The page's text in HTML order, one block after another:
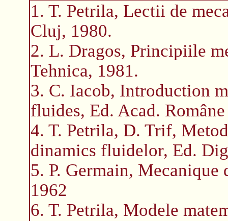
1. T. Petrila, Lectii de
Cluj, 1980.
2. L. Dragos, Principiile
Tehnica, 1981.
3. C. Iacob, Introduction
fluides, Ed. Acad.
4. T. Petrila, D. Trif,
dinamics fluidelor, Ed.
5. P. Germain,
1962
6. T. Petrila, Modele